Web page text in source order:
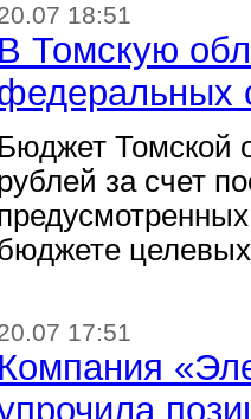
18:51
В Томскую
Бюджет Томской
за счет
17:51
Компания